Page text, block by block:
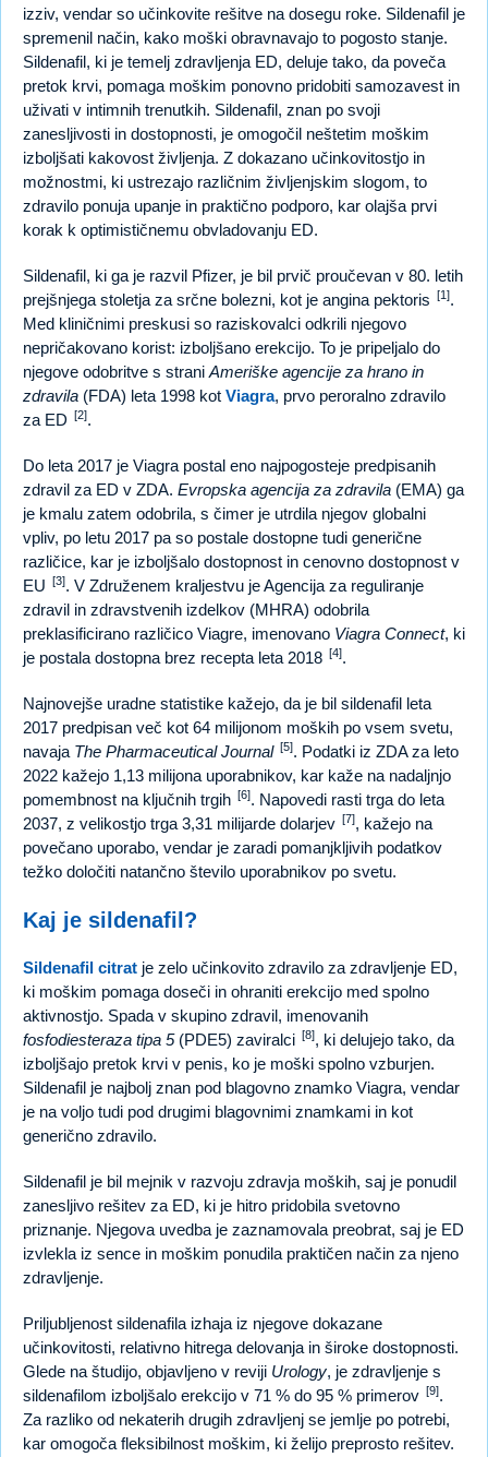
izziv, vendar so učinkovite rešitve na dosegu roke. Sildenafil je
spremenil način, kako moški obravnavajo to pogosto stanje.
Sildenafil, ki je temelj zdravljenja ED, deluje tako, da poveča
pretok krvi, pomaga moškim ponovno pridobiti samozavest in
uživati v intimnih trenutkih. Sildenafil, znan po svoji
zanesljivosti in dostopnosti, je omogočil neštetim moškim
izboljšati kakovost življenja. Z dokazano učinkovitostjo in
možnostmi, ki ustrezajo različnim življenjskim slogom, to
zdravilo ponuja upanje in praktično podporo, kar olajša prvi
korak k optimističnemu obvladovanju ED.
Sildenafil, ki ga je razvil Pfizer, je bil prvič proučevan v 80. letih
prejšnjega stoletja za srčne bolezni, kot je angina pektoris [1].
Med kliničnimi preskusi so raziskovalci odkrili njegovo
nepričakovano korist: izboljšano erekcijo. To je pripeljalo do
njegove odobritve s strani Ameriške agencije za hrano in
zdravila (FDA) leta 1998 kot Viagra, prvo peroralno zdravilo
za ED [2].
Do leta 2017 je Viagra postal eno najpogosteje predpisanih
zdravil za ED v ZDA. Evropska agencija za zdravila (EMA) ga
je kmalu zatem odobrila, s čimer je utrdila njegov globalni
vpliv, po letu 2017 pa so postale dostopne tudi generične
različice, kar je izboljšalo dostopnost in cenovno dostopnost v
EU [3]. V Združenem kraljestvu je Agencija za reguliranje
zdravil in zdravstvenih izdelkov (MHRA) odobrila
preklasificirano različico Viagre, imenovano Viagra Connect, ki
je postala dostopna brez recepta leta 2018 [4].
Najnovejše uradne statistike kažejo, da je bil sildenafil leta
2017 predpisan več kot 64 milijonom moških po vsem svetu,
navaja The Pharmaceutical Journal [5]. Podatki iz ZDA za leto
2022 kažejo 1,13 milijona uporabnikov, kar kaže na nadaljnjo
pomembnost na ključnih trgih [6]. Napovedi rasti trga do leta
2037, z velikostjo trga 3,31 milijarde dolarjev [7], kažejo na
povečano uporabo, vendar je zaradi pomanjkljivih podatkov
težko določiti natančno število uporabnikov po svetu.
Kaj je sildenafil?
Sildenafil citrat je zelo učinkovito zdravilo za zdravljenje ED,
ki moškim pomaga doseči in ohraniti erekcijo med spolno
aktivnostjo. Spada v skupino zdravil, imenovanih
fosfodiesteraza tipa 5(PDE5) zaviralci [8], ki delujejo tako, da
izboljšajo pretok krvi v penis, ko je moški spolno vzburjen.
Sildenafil je najbolj znan pod blagovno znamko Viagra, vendar
je na voljo tudi pod drugimi blagovnimi znamkami in kot
generično zdravilo.
Sildenafil je bil mejnik v razvoju zdravja moških, saj je ponudil
zanesljivo rešitev za ED, ki je hitro pridobila svetovno
priznanje. Njegova uvedba je zaznamovala preobrat, saj je ED
izvlekla iz sence in moškim ponudila praktičen način za njeno
zdravljenje.
Priljubljenost sildenafila izhaja iz njegove dokazane
učinkovitosti, relativno hitrega delovanja in široke dostopnosti.
Glede na študijo, objavljeno v reviji Urology, je zdravljenje s
sildenafilom izboljšalo erekcijo v 71 % do 95 % primerov [9].
Za razliko od nekaterih drugih zdravljenj se jemlje po potrebi,
kar omogoča fleksibilnost moškim, ki želijo preprosto rešitev.